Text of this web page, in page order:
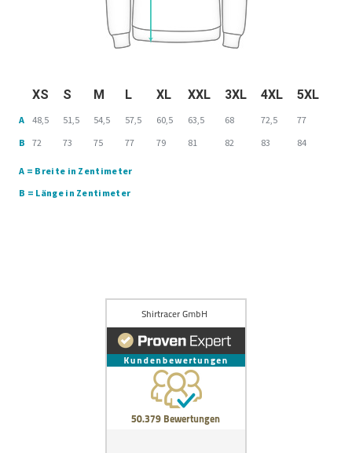
XS S M L XL XXL 3XL 4XL 5XL
A 48,5 51,5 54,5 57,5 60,5 63,5 68 72,5
77
B
72 73 75 77 79 81 82 83 84
A = Breite in Zentimeter
B = Länge in Zentimeter